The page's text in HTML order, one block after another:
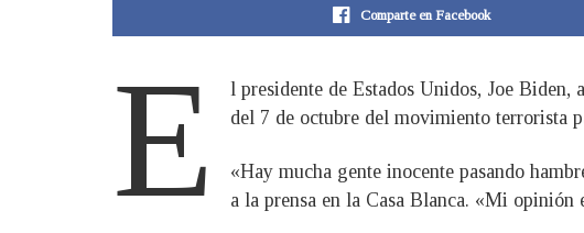
Comparte en Facebook
E
l presidente de Estados Unidos, Joe Biden,
del 7 de octubre del movimiento terrorista
«Hay mucha gente inocente pasando
a la prensa en la Casa Blanca. «Mi opinión